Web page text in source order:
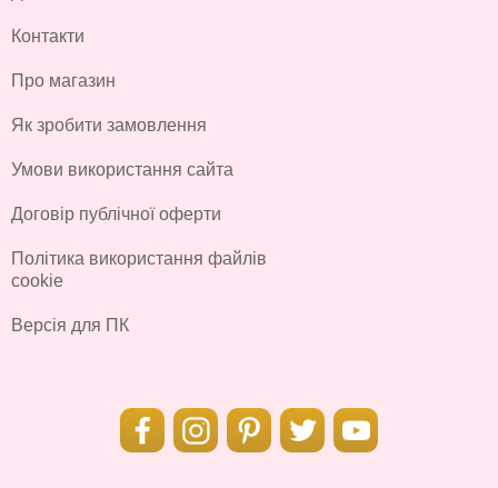
Контакти
Про магазин
Як зробити замовлення
Умови використання сайта
Договір публічної оферти
Політика використання файлів
cookie
Версія для ПК